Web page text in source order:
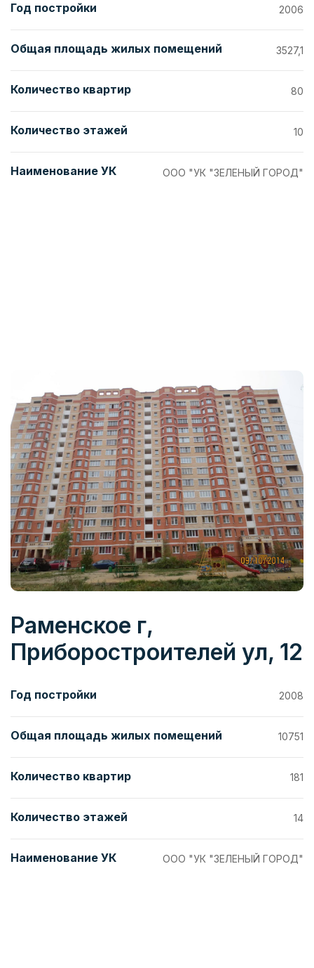
Год постройки 2006
Общая площадь жилых помещений 3527,1
Количество квартир 80
Количество этажей 10
Наименование УК ООО "УК "ЗЕЛЕНЫЙ ГОРОД"
Раменское г,
Приборостроителей ул, 12
Год постройки 2008
Общая площадь жилых помещений 10751
Количество квартир 181
Количество этажей 14
Наименование УК ООО "УК "ЗЕЛЕНЫЙ ГОРОД"